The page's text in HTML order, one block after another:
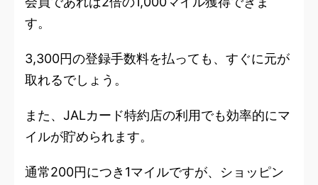
す。
3,300円の登録手数料を払っても、すぐに元が
取れるでしょう。
また、JALカード特約店の利用でも効率的にマ
イルが貯められます。
通常200円につき1マイルですが、ショッピン